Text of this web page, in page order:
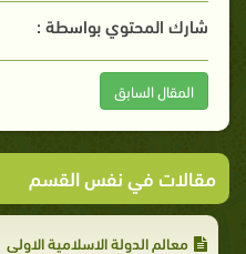
شارك المحتوي بواسطة :
المقال السابق
مقالات في نفس القسم
معالم الدولة الاسلامية الاولى